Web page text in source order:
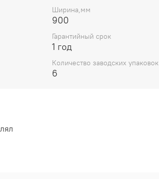
Ширина,мм
900
Гарантийный срок
1 год
Количество заводских упаковок
6